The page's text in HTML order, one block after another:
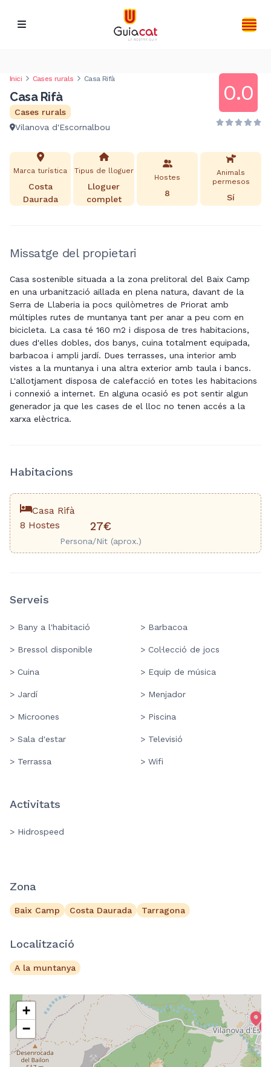
Inici Cases rurals Casa Rifà
Casa Rifà
Cases rurals
Vilanova d'Escornalbou
0.0
Marca turística
Costa
Daurada
Tipus de lloguer
Lloguer
complet
Hostes
8
Animals
permesos
Sí
Missatge del propietari
Casa sostenible situada a la zona prelitoral del Baix Camp
en una urbanització aïllada en plena natura, davant de la
Serra de Llaberia ia pocs quilòmetres de Priorat amb
múltiples rutes de muntanya tant per anar a peu com en
bicicleta. La casa té 160 m2 i disposa de tres habitacions,
dues d'elles dobles, dos banys, cuina totalment equipada,
barbacoa i ampli jardí. Dues terrasses, una interior amb
vistes a la muntanya i una altra exterior amb taula i bancs.
L'allotjament disposa de calefacció en totes les habitacions
i connexió a internet. En alguna ocasió es pot sentir algun
generador ja que les cases de el lloc no tenen accés a la
xarxa elèctrica.
Habitacions
Casa Rifà
8 Hostes
27€
Persona/Nit (aprox.)
Serveis
> Bany a l'habitació > Barbacoa
> Bressol disponible > Col·lecció de jocs
> Cuina > Equip de música
> Jardí > Menjador
> Microones > Piscina
> Sala d'estar > Televisió
> Terrassa > Wifi
Activitats
> Hidrospeed
Zona
Baix Camp Costa Daurada Tarragona
Localització
A la muntanya
+
−